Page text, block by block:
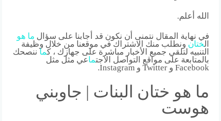
الله أعلم.
في نهاية المقال نتمنى أن نكون قد أجابنا على سؤال ما هو
ختان ونطلب منك الاشتراك في موقعنا من خلال وظيفة
التنبيه لتلقي جميع الأخبار مباشرة على جهازك ، كما ننصحك
بالمتابعة على مواقع التواصل الاجتما عي مثل مثل
Facebook و Twitter و Instagram.
ما هو ختان البنات | جاوبني
هوست